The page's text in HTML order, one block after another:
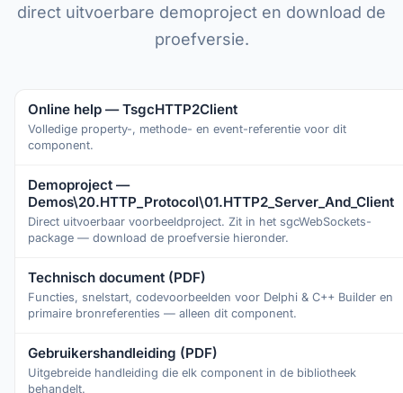
direct uitvoerbare demoproject en download de
proefversie.
Online help — TsgcHTTP2Client
Volledige property-, methode- en event-referentie voor dit
component.
Demoproject —
Demos\20.HTTP_Protocol\01.HTTP2_Server_And_Client
Direct uitvoerbaar voorbeeldproject. Zit in het sgcWebSockets-
package — download de proefversie hieronder.
Technisch document (PDF)
Functies, snelstart, codevoorbeelden voor Delphi & C++ Builder en
primaire bronreferenties — alleen dit component.
Gebruikershandleiding (PDF)
Uitgebreide handleiding die elk component in de bibliotheek
behandelt.